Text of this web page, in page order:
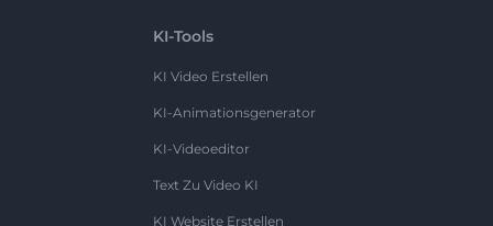
KI-Tools
KI Video Erstellen
KI-Animationsgenerator
KI-Videoeditor
Text Zu Video KI
KI Website Erstellen